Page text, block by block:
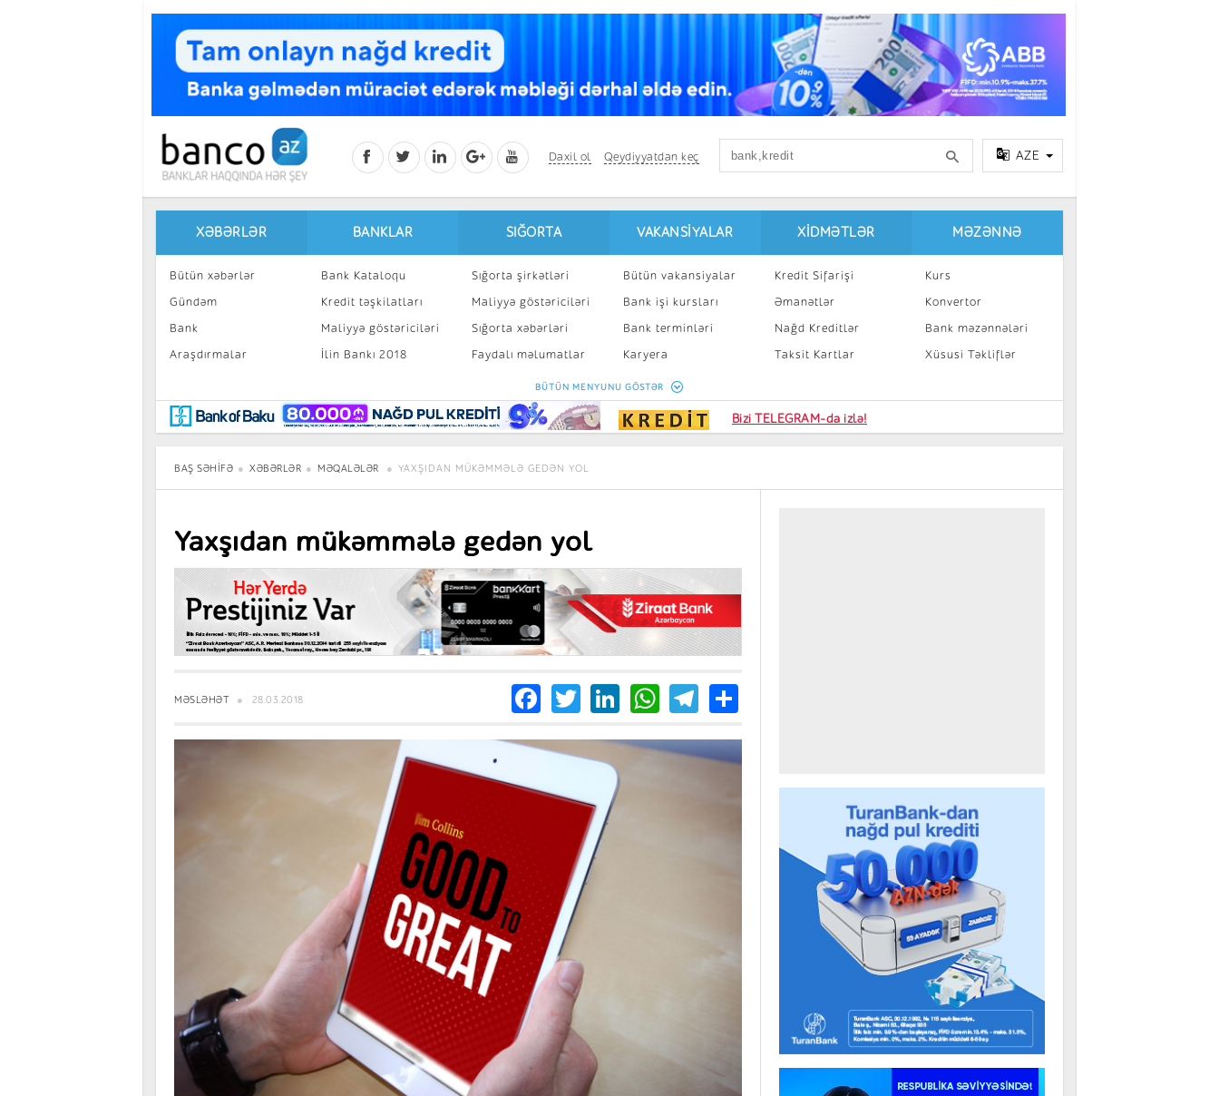
Daxil ol Qeydiyyatdan keç AZE
XƏBƏRLƏR
Bütün xəbərlər
Gündəm
Bank
Araşdırmalar
Maraqlı
BancoTV
Müsahibə
BANKLAR
Bank Kataloqu
Kredit təşkilatları
Maliyyə göstəriciləri
İlin Bankı 2018
SIĞORTA
Sığorta şirkətləri
Maliyyə göstəriciləri
Sığorta xəbərləri
Faydalı məlumatlar
Sığorta kalkulyatoru
VAKANSIYALAR
Bütün vakansiyalar
Bank işi kursları
Bank terminləri
Karyera
Peşakar inkişaf
XIDMƏTLƏR
Kredit Sifarişi
Əmanətlər
Nağd Kreditlər
Taksit Kartlar
Kart sifarişi
MƏZƏNNƏ
Kurs
Konvertor
Bank məzənnələri
Xüsusi Təkliflər
BÜTÜN MENYUNU GÖSTƏR
Bizi TELEGRAM-da izlə!
BAŞ SƏHIFƏ XƏBƏRLƏR MƏQALƏLƏR YAXŞIDAN MÜKƏMMƏLƏ GEDƏN YOL
Yaxşıdan mükəmmələ gedən yol
MƏSLƏHƏT 28.03.2018 Facebook
TwitterLinkedIn
WhatsApp
Telegram
Share